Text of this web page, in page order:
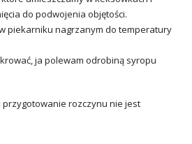
do podwojenia objętości.
piekarniku nagrzanym do temperatury
ja polewam odrobiną syropu
rozczynu nie jest